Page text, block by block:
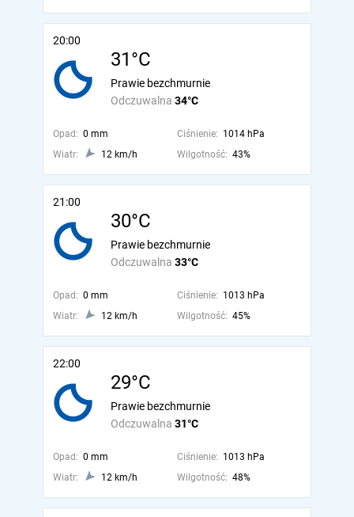
20:00
31°C
Odczuwalna 34°C
Prawie bezchmurnie
Opad: 0 mm Ciśnienie: 1014 hPa
Wiatr:
12 km/h Wilgotność: 43%
21:00
30°C
Odczuwalna 33°C
Prawie bezchmurnie
Opad: 0 mm Ciśnienie: 1013 hPa
Wiatr:
12 km/h Wilgotność: 45%
22:00
29°C
Odczuwalna 31°C
Prawie bezchmurnie
Opad: 0 mm Ciśnienie: 1013 hPa
Wiatr:
12 km/h Wilgotność: 48%